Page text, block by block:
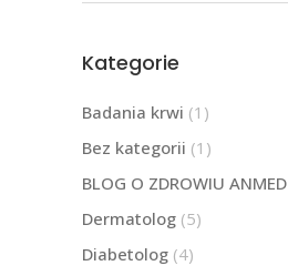
Kategorie
Badania krwi (1)
Bez kategorii (1)
BLOG O ZDROWIU ANMED
Dermatolog (5)
Diabetolog (4)